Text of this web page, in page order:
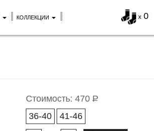
x 0
КОЛЛЕКЦИИ
Стоимость: 470 Р
36-40
41-46